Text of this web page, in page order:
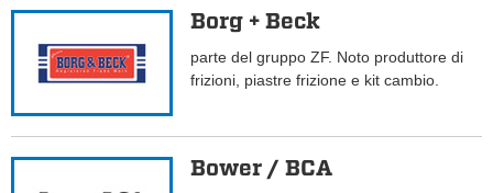
Borg + Beck
parte del gruppo ZF. Noto produttore di
frizioni, piastre frizione e kit cambio.
Bower / BCA